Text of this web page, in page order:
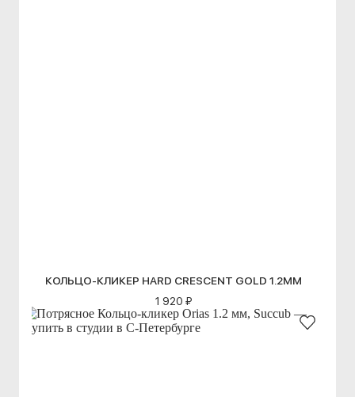
КОЛЬЦО-КЛИКЕР HARD CRESCENT GOLD 1.2ММ
1 920 ₽